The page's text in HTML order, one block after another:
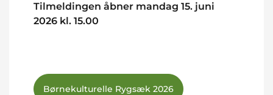
Tilmeldingen åbner mandag 15. juni
2026 kl. 15.00
Børnekulturelle Rygsæk 2026